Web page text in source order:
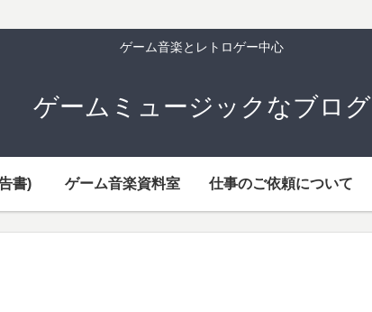
ゲーム音楽とレトロゲー中心
ゲームミュージックなブログ
書) ゲーム音楽資料室 仕事のご依頼について